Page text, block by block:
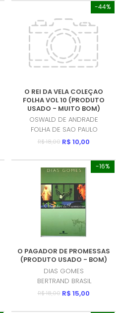
-44%
O REI DA VELA COLEÇAO
FOLHA VOL 10 (PRODUTO
USADO - MUITO BOM)
OSWALD DE ANDRADE
FOLHA DE SAO PAULO
R$ 18,00 R$ 10,00
-16%
O PAGADOR DE PROMESSAS
(PRODUTO USADO - BOM)
DIAS GOMES
BERTRAND BRASIL
R$ 18,00 R$ 15,00